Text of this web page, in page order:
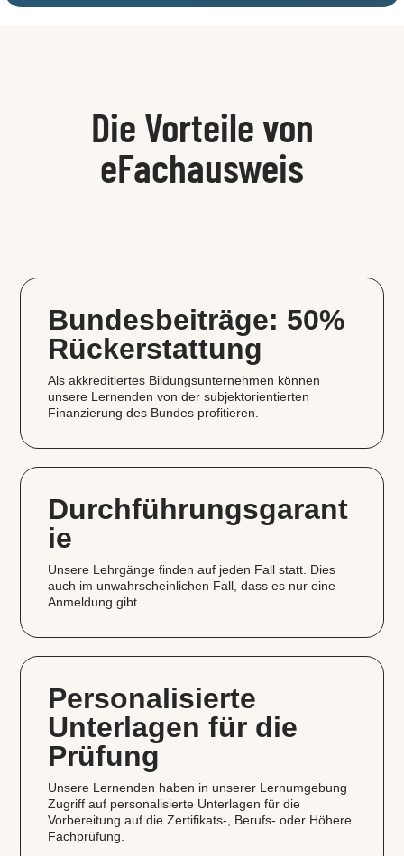
Die Vorteile von
eFachausweis
Bundesbeiträge: 50%
Rückerstattung
Als akkreditiertes Bildungsunternehmen können
unsere Lernenden von der subjektorientierten
Finanzierung des Bundes profitieren.
Durchführungsgarant
ie
Unsere Lehrgänge finden auf jeden Fall statt. Dies
auch im unwahrscheinlichen Fall, dass es nur eine
Anmeldung gibt.
Personalisierte
Unterlagen für die
Prüfung
Unsere Lernenden haben in unserer Lernumgebung
Zugriff auf personalisierte Unterlagen für die
Vorbereitung auf die Zertifikats‑, Berufs- oder Höhere
Fachprüfung.